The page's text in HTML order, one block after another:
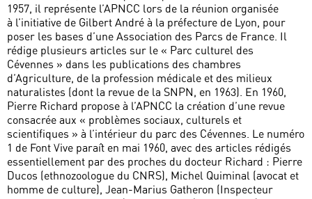
1957, il représente l’APNCC lors de la réunion organisée
à l’initiative de Gilbert André à la préfecture de Lyon, pour
poser les bases d’une Association des Parcs de France. Il
rédige plusieurs articles sur le « Parc culturel des
Cévennes » dans les publications des chambres
d’Agriculture, de la profession médicale et des milieux
naturalistes (dont la revue de la SNPN, en 1963). En 1960,
Pierre Richard propose à l’APNCC la création d’une revue
consacrée aux « problèmes sociaux, culturels et
scientifiques » à l’intérieur du parc des Cévennes. Le numéro
1 de Font Vive paraît en mai 1960, avec des articles rédigés
essentiellement par des proches du docteur Richard : Pierre
Ducos (ethnozoologue du CNRS), Michel Quiminal (avocat et
homme de culture), Jean-Marius Gatheron (Inspecteur